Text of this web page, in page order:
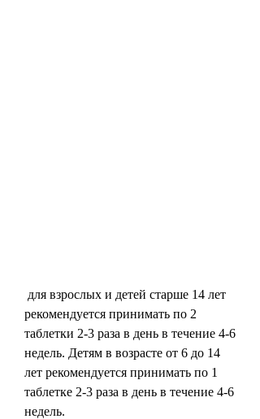
рекомендуется принимать по 2
таблетки 2-3 раза в день в течение 4-6
недель. Детям в возрасте от 6 до 14
лет рекомендуется принимать по 1
таблетке 2-3 раза в день в течение 4-6
недель.